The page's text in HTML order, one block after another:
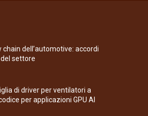
chain dell’automotive: accordi
settore
di driver per ventilatori a
per applicazioni GPU AI